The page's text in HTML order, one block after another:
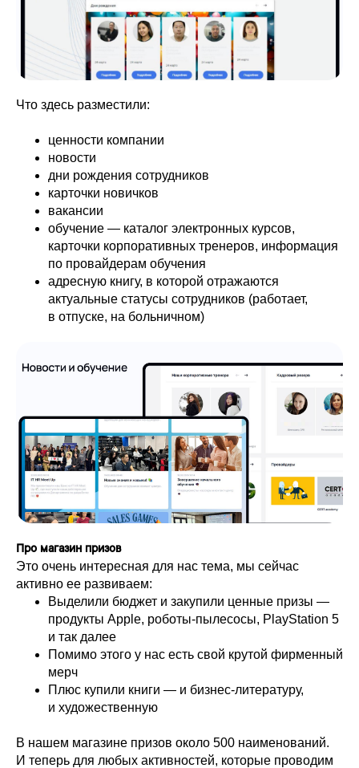
Что здесь разместили:
ценности компании
новости
дни рождения сотрудников
карточки новичков
вакансии
обучение — каталог электронных курсов,
карточки корпоративных тренеров, информация
по провайдерам обучения
адресную книгу, в которой отражаются
актуальные статусы сотрудников (работает,
в отпуске, на больничном)
Про магазин призов
Это очень интересная для нас тема, мы сейчас
активно ее развиваем:
Выделили бюджет и закупили ценные призы —
продукты Apple, роботы-пылесосы, PlayStation 5
и так далее
Помимо этого у нас есть свой крутой фирменный
мерч
Плюс купили книги — и бизнес-литературу,
и художественную
В нашем магазине призов около 500 наименований.
И теперь для любых активностей, которые проводим